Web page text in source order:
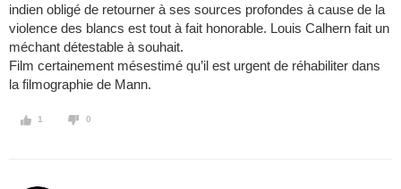
indien obligé de retourner à ses sources profondes à cause de la
violence des blancs est tout à fait honorable. Louis Calhern fait un
méchant détestable à souhait.
Film certainement mésestimé qu’il est urgent de réhabiliter dans
la filmographie de Mann.
1 0